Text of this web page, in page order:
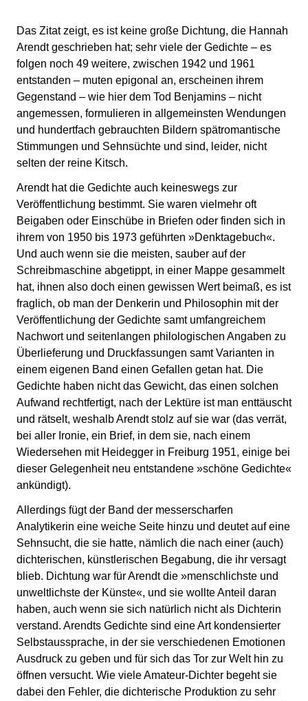
Das Zitat zeigt, es ist keine große Dichtung, die Hannah
Arendt geschrieben hat; sehr viele der Gedichte – es
folgen noch 49 weitere, zwischen 1942 und 1961
entstanden – muten epigonal an, erscheinen ihrem
Gegenstand – wie hier dem Tod Benjamins – nicht
angemessen, formulieren in allgemeinsten Wendungen
und hundertfach gebrauchten Bildern spätromantische
Stimmungen und Sehnsüchte und sind, leider, nicht
selten der reine Kitsch.
Arendt hat die Gedichte auch keineswegs zur
Veröffentlichung bestimmt. Sie waren vielmehr oft
Beigaben oder Einschübe in Briefen oder finden sich in
ihrem von 1950 bis 1973 geführten »Denktagebuch«.
Und auch wenn sie die meisten, sauber auf der
Schreibmaschine abgetippt, in einer Mappe gesammelt
hat, ihnen also doch einen gewissen Wert beimaß, es ist
fraglich, ob man der Denkerin und Philosophin mit der
Veröffentlichung der Gedichte samt umfangreichem
Nachwort und seitenlangen philologischen Angaben zu
Überlieferung und Druckfassungen samt Varianten in
einem eigenen Band einen Gefallen getan hat. Die
Gedichte haben nicht das Gewicht, das einen solchen
Aufwand rechtfertigt, nach der Lektüre ist man enttäuscht
und rätselt, weshalb Arendt stolz auf sie war (das verrät,
bei aller Ironie, ein Brief, in dem sie, nach einem
Wiedersehen mit Heidegger in Freiburg 1951, einige bei
dieser Gelegenheit neu entstandene »schöne Gedichte«
ankündigt).
Allerdings fügt der Band der messerscharfen
Analytikerin eine weiche Seite hinzu und deutet auf eine
Sehnsucht, die sie hatte, nämlich die nach einer (auch)
dichterischen, künstlerischen Begabung, die ihr versagt
blieb. Dichtung war für Arendt die »menschlichste und
unweltlichste der Künste«, und sie wollte Anteil daran
haben, auch wenn sie sich natürlich nicht als Dichterin
verstand. Arendts Gedichte sind eine Art kondensierter
Selbstaussprache, in der sie verschiedenen Emotionen
Ausdruck zu geben und für sich das Tor zur Welt hin zu
öffnen versucht. Wie viele Amateur-Dichter begeht sie
dabei den Fehler, die dichterische Produktion zu sehr